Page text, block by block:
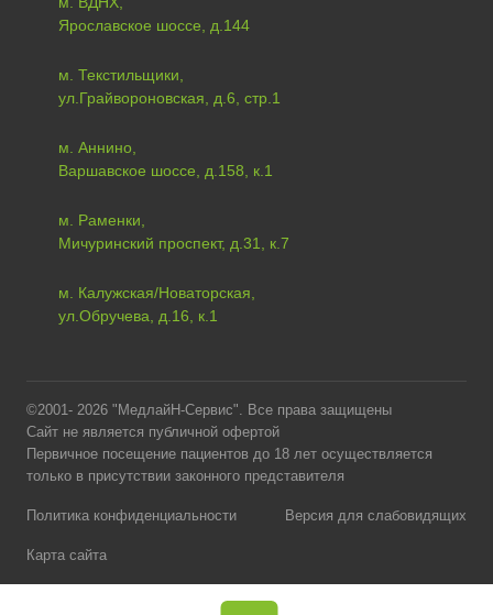
Ярославское шоссе, д.144
м. Текстильщики,
ул.Грайвороновская, д.6, стр.1
м. Аннино,
Варшавское шоссе, д.158, к.1
м. Раменки,
Мичуринский проспект, д.31, к.7
м. Калужская/Новаторская,
ул.Обручева, д.16, к.1
©2001- 2026 "МедлайН-Сервис". Все права защищены
Сайт не является публичной офертой
Первичное посещение пациентов до 18 лет осуществляется
только в присутствии законного представителя
Политика конфиденциальности Версия для слабовидящих
Карта сайта